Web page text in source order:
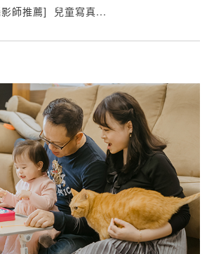
師推薦] ​​ 兒童寫真...